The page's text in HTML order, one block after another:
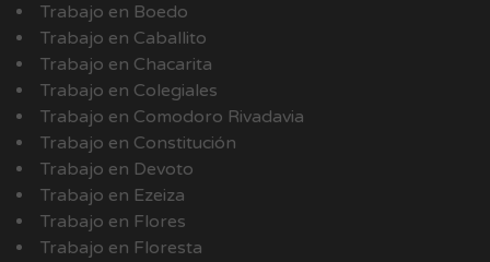
Trabajo en Boedo
Trabajo en Caballito
Trabajo en Chacarita
Trabajo en Colegiales
Trabajo en Comodoro Rivadavia
Trabajo en Constitución
Trabajo en Devoto
Trabajo en Ezeiza
Trabajo en Flores
Trabajo en Floresta